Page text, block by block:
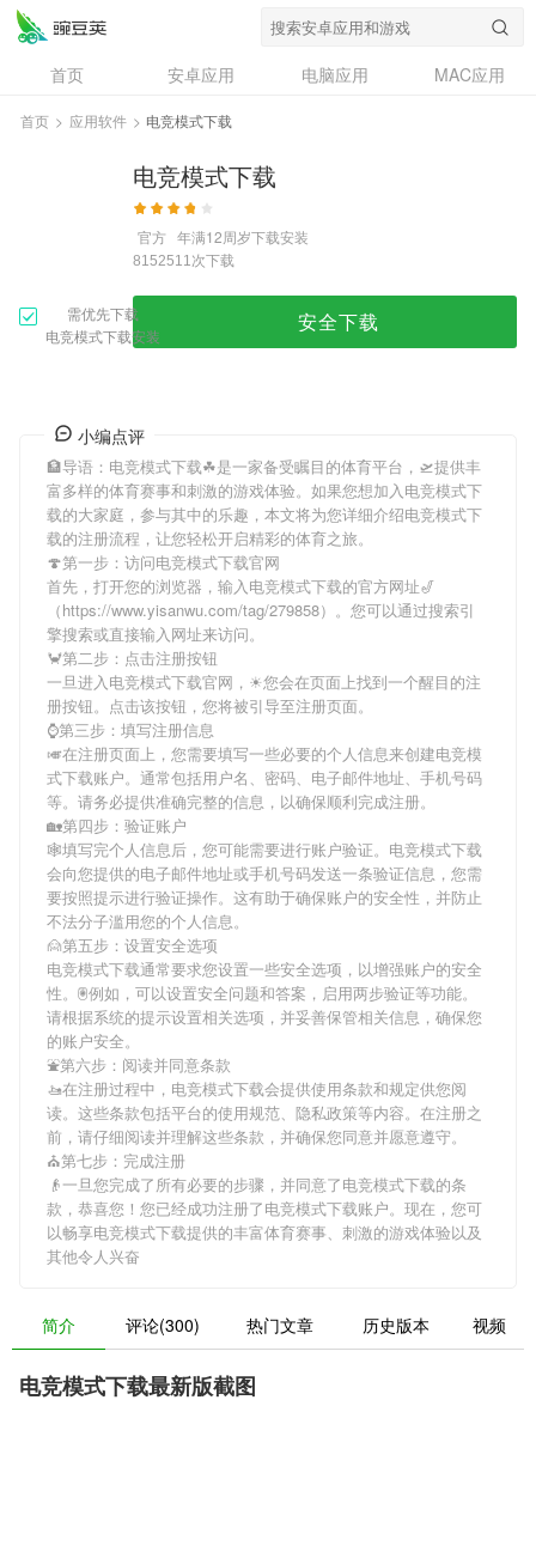
首页 安卓应用 电脑应用
MAC应用
资讯
专题
首页 > 应用软件 > 电竞模式下载
电竞模式下载
官方 年满12周岁下载安装
8152511次下载
需优先下载
电竞模式下载安装
安全下载
小编点评
🏦导语： 电竞模式下载☘是一家备受瞩目的体育平台，🛫提供丰
富多样的体育赛事和刺激的游戏体验。如果您想加入电竞模式下
载的大家庭，参与其中的乐趣，本文将为您详细介绍电竞模式下
载的注册流程，让您轻松开启精彩的体育之旅。
🍄第一步：访问电竞模式下载官网
首先，打开您的浏览器，输入电竞模式下载的官方网址🎷
（https://www.yisanwu.com/tag/279858）。您可以通过搜索引
擎搜索或直接输入网址来访问。
🦀第二步：点击注册按钮
一旦进入电竞模式下载官网，☀您会在页面上找到一个醒目的注
册按钮。点击该按钮，您将被引导至注册页面。
⌚️第三步：填写注册信息
🎺在注册页面上，您需要填写一些必要的个人信息来创建电竞模
式下载账户。通常包括用户名、密码、电子邮件地址、手机号码
等。请务必提供准确完整的信息，以确保顺利完成注册。
🏡第四步：验证账户
🕸填写完个人信息后，您可能需要进行账户验证。 电竞模式下载
会向您提供的电子邮件地址或手机号码发送一条验证信息，您需
要按照提示进行验证操作。这有助于确保账户的安全性，并防止
不法分子滥用您的个人信息。
🙍第五步：设置安全选项
电竞模式下载通常要求您设置一些安全选项，以增强账户的安全
性。🖲例如，可以设置安全问题和答案，启用两步验证等功能。
请根据系统的提示设置相关选项，并妥善保管相关信息，确保您
的账户安全。
⛲第六步：阅读并同意条款
🚤在注册过程中， 电竞模式下载会提供使用条款和规定供您阅
读。这些条款包括平台的使用规范、隐私政策等内容。在注册之
前，请仔细阅读并理解这些条款，并确保您同意并愿意遵守。
⛪第七步：完成注册
👴一旦您完成了所有必要的步骤，并同意了电竞模式下载的条
款，恭喜您！您已经成功注册了电竞模式下载账户。现在，您可
以畅享电竞模式下载提供的丰富体育赛事、刺激的游戏体验以及
其他令人兴奋
简介 评论(300) 热门文章 历史版本 视频
电竞模式下载最新版截图